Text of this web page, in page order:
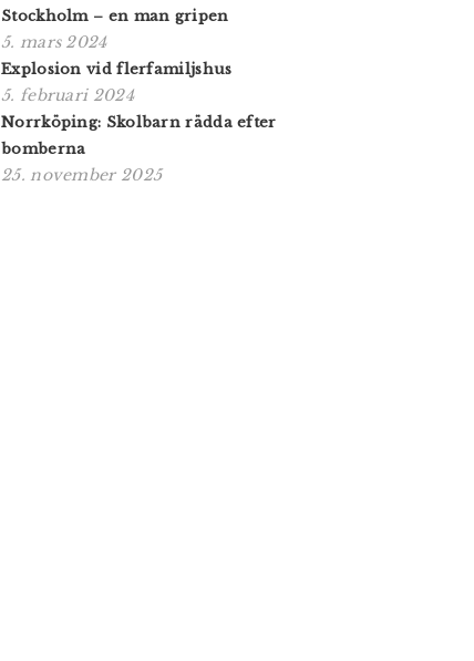
Stockholm – en man gripen
5. mars 2024
Explosion vid flerfamiljshus
5. februari 2024
Norrköping: Skolbarn rädda efter
bomberna
25. november 2025